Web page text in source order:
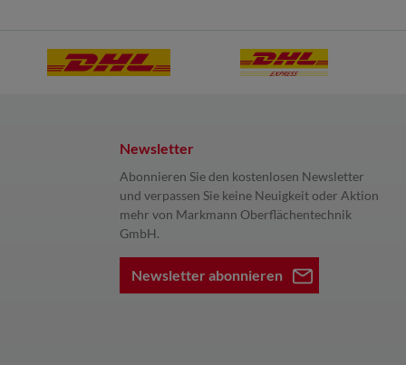
Newsletter
Abonnieren Sie den kostenlosen Newsletter
und verpassen Sie keine Neuigkeit oder Aktion
mehr von Markmann Oberflächentechnik
GmbH.
Newsletter abonnieren